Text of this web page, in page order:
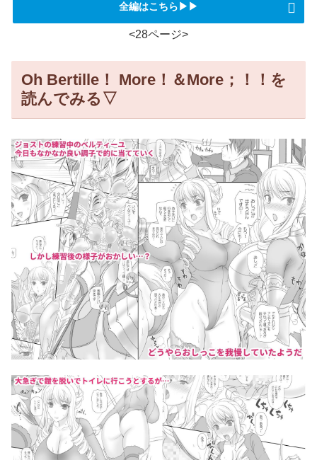
全編はこちら▶▶
<28ページ>
Oh Bertille！ More！＆More；！！を
読んでみる▽